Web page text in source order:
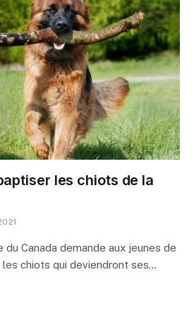
les chiots de la
du Canada demande aux jeunes de
les chiots qui deviendront ses…